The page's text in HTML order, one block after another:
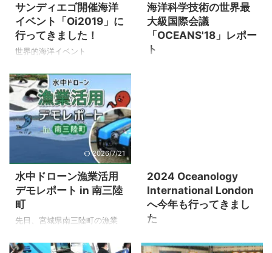
サンディエゴ開催海洋
イベント「Oi2019」に
行ってきました！
世界的海洋イベント
AMERICAS 2019」が、2019年
2月アメリカサンディエゴで開
催されました。 今回弊社で
は、アテンド（通訳）を連れ
最新のさまざまな海洋製品を
見てきましたので報告いたし
ます。 Oiアメリカ2019とは？
「Oceanology International」
は約50年の歴史を持つ世界最
大の海洋技術系イベントで、
ロンドン・中国・サンディエ
ゴ（アメリカ）で2年ごとに開
に特色のある内容になってお
海洋科学技術の世界最
大級国際会議
「OCEANS'18」レポー
ト
トいたします。 「OTO'18」の
概要 アメリカ海洋科学技術の
世界最大級の国際会議
「OCEANS」 神戸で隔年開催
ンション「Techno-Ocean」
2026/7/21
水中ドローン漁業活用
デモレポート in 南三陸
町
先日、宮城県南三陸町の漁業
るかもしれないので、水中ド
2024 Oceanology
International London
へ今年も行ってきまし
た
火曜日と言っても夜中の1時。